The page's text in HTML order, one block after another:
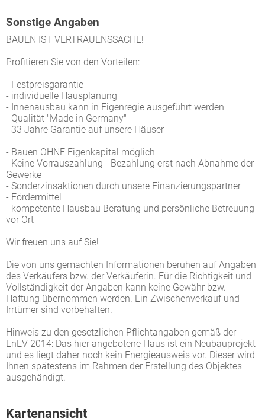
Sonstige Angaben
BAUEN IST VERTRAUENSSACHE!
Profitieren Sie von den Vorteilen:
- Festpreisgarantie
- individuelle Hausplanung
- Innenausbau kann in Eigenregie ausgeführt werden
- Qualität "Made in Germany"
- 33 Jahre Garantie auf unsere Häuser
- Bauen OHNE Eigenkapital möglich
- Keine Vorrauszahlung - Bezahlung erst nach Abnahme der
Gewerke
- Sonderzinsaktionen durch unsere Finanzierungspartner
- Fördermittel
- kompetente Hausbau Beratung und persönliche Betreuung
vor Ort
Wir freuen uns auf Sie!
Die von uns gemachten Informationen beruhen auf Angaben
des Verkäufers bzw. der Verkäuferin. Für die Richtigkeit und
Vollständigkeit der Angaben kann keine Gewähr bzw.
Haftung übernommen werden. Ein Zwischenverkauf und
Irrtümer sind vorbehalten.
Hinweis zu den gesetzlichen Pflichtangaben gemäß der
EnEV 2014: Das hier angebotene Haus ist ein Neubauprojekt
und es liegt daher noch kein Energieausweis vor. Dieser wird
Ihnen spätestens im Rahmen der Erstellung des Objektes
ausgehändigt.
Kartenansicht